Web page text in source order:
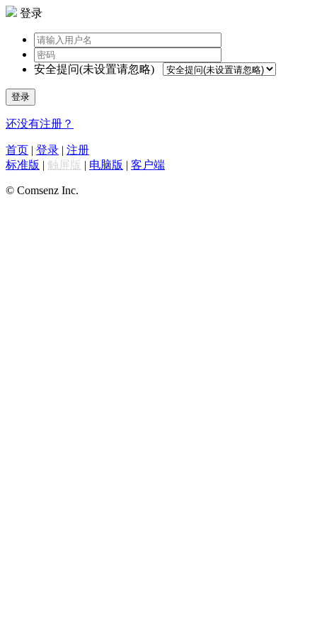
登录
安全提问(未设置请忽略)
登录
还没有注册？
首页 | 登录 | 注册
标准版 | 触屏版 | 电脑版 | 客户端
© Comsenz Inc.